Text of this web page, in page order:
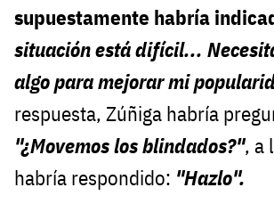
supuestamente habría
situación está difícil...
algo para mejorar mi
respuesta, Zúñiga habría
"¿Movemos los blindados?", a
habría respondido: "Hazlo".